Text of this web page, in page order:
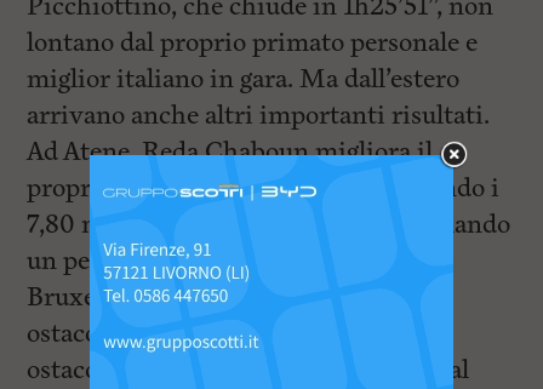
lontano dal proprio primato personale e
miglior italiano in gara. Ma dall’estero
arrivano anche altri importanti risultati.
Ad Atene, Reda Chaboun migliora il
proprio esordio di Firenze raggiungendo i
7,80 metri nel salto in lungo, confermando
un percorso di crescita costante. A
Bruxelles, ottime prestazioni negli
ostacoli: Elisa Fossatelli chiude i 100
ostacoli in 13”62, a pochi centesimi dal